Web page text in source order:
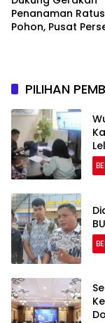
Penanaman
Pohon, Pusat
PILIHAN